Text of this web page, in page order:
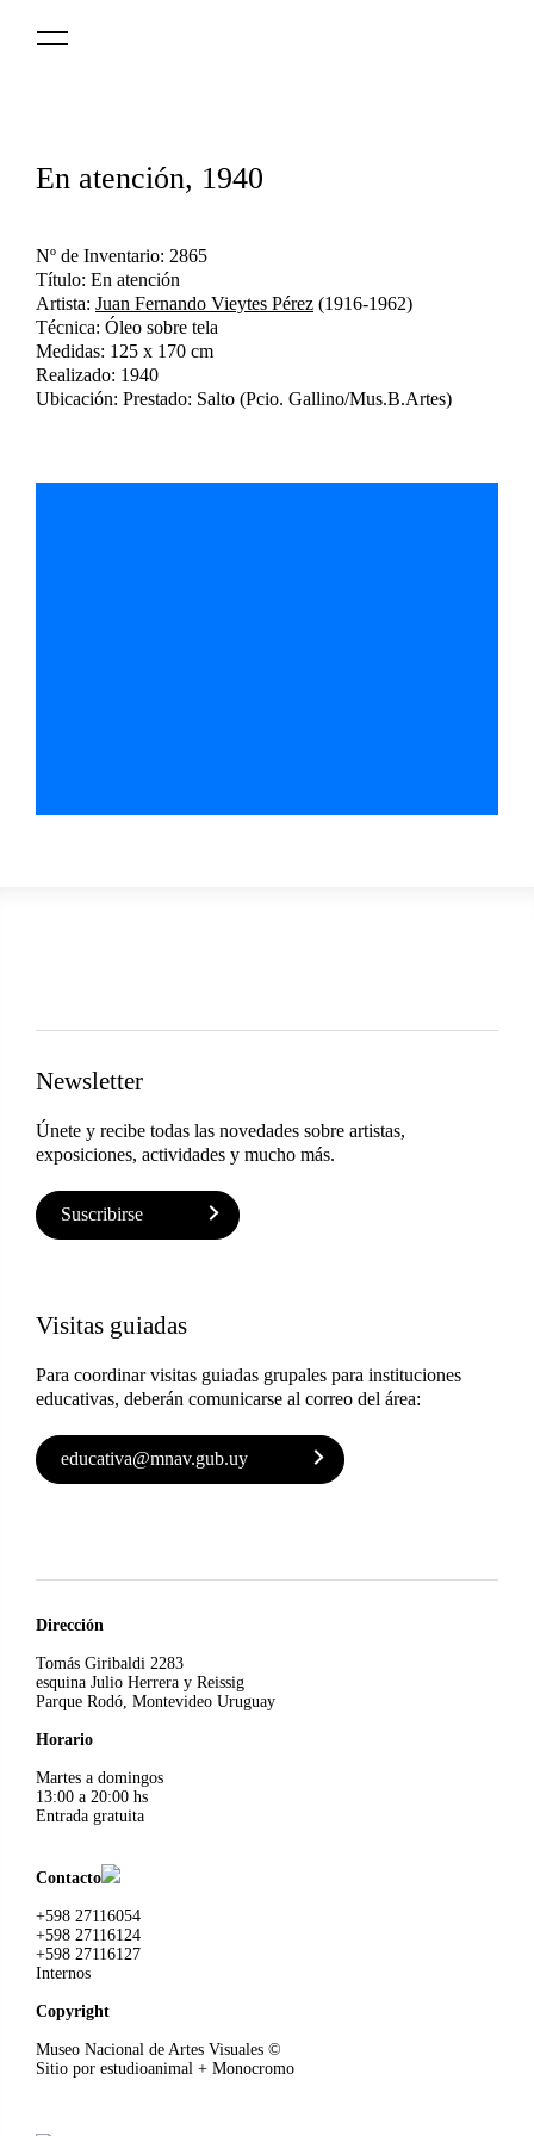
En atención, 1940
Nº de Inventario: 2865
Título: En atención
Artista: Juan Fernando Vieytes Pérez (1916-1962)
Técnica: Óleo sobre tela
Medidas: 125 x 170 cm
Realizado: 1940
Ubicación: Prestado: Salto (Pcio. Gallino/Mus.B.Artes)
Newsletter
Únete y recibe todas las novedades sobre artistas,
exposiciones, actividades y mucho más.
Suscribirse
Visitas guiadas
Para coordinar visitas guiadas grupales para instituciones
educativas, deberán comunicarse al correo del área:
educativa@mnav.gub.uy
Dirección
Tomás Giribaldi 2283
esquina Julio Herrera y Reissig
Parque Rodó, Montevideo Uruguay
Horario
Martes a domingos
13:00 a 20:00 hs
Entrada gratuita
Contacto
+598 27116054
+598 27116124
+598 27116127
Internos
Copyright
Museo Nacional de Artes Visuales ©
Sitio por estudioanimal + Monocromo